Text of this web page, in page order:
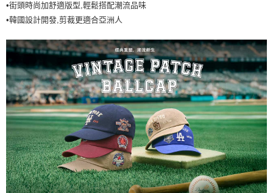
每筆NT$60，滿NT$499(含以上)免運費
每筆NT$60，滿NT$499(含以上)免運費
7-11取貨<不支援離島取退>
每筆NT$60，滿NT$499(含以上)免運費
宅配滿699免運
每筆NT$80，滿NT$699(含以上)免運費
•街頭時尚加舒適版型,輕鬆搭配潮流品味
•韓國設計開發,剪裁更適合亞洲人